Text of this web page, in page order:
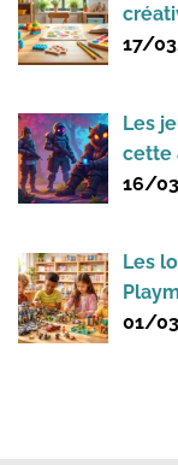
17/
Les
cette
16/
Les
01/